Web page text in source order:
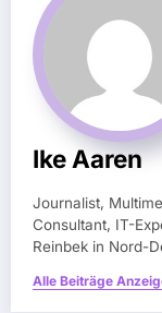
Ike Aaren
Journalist,
Consultant, IT-
Reinbek in Nord-
Alle Beiträge